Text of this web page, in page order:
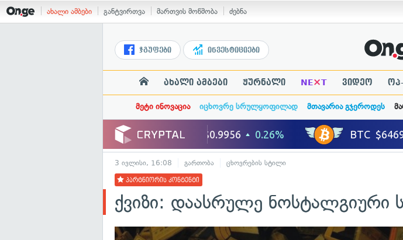
ახალი ამბები განტვირთვა მართვის მოწმობა ძებნა
ჯგუფები ინვესტიციები
ახალი ამბები ჟურნალი NE×T ვიდეო
მეტი ინოვაცია იცხოვრე სრულყოფილად მთავარია გჯეროდეს
3 ივლისი, 16:08 გართობა ცხოვრების სტილი
პარტნიორის კონტენტი
ქვიზი: დაასრულე ნოსტალგიური